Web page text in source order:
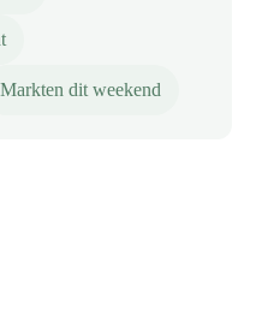
Markten dit weekend